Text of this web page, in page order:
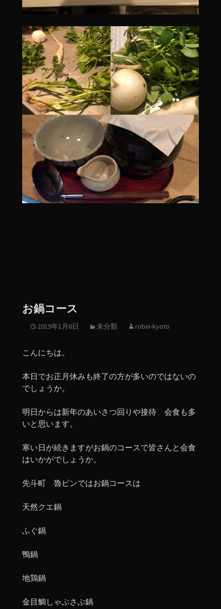
お鍋コース
2019年1月6日 未分類 robin-kyoto
こんにちは。
本日でお正月休みも終了の方が多いのではないの
でしょうか。
明日からは新年のあいさつ回りや接待 会食も多
いと思います。
寒い日が続きますがお鍋のコースで皆さんと会食
はいかがでしょうか。
先斗町 魯ビンではお鍋コースは
天然クエ鍋
ふぐ鍋
鴨鍋
地鶏鍋
金目鯛しゃぶさぶ鍋